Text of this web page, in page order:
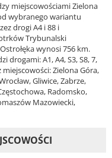
miejscowościami Zielona
wybranego wariantu
drogi A4 i 88 i
Trybunalski
wynosi 756 km.
drogami: A1, A4, S3, S8, 7,
miejscowości: Zielona Góra,
Gliwice, Zabrze,
Radomsko,
Mazowiecki,